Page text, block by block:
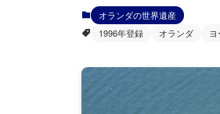
オランダの世界遺産
1996年登録
オランダ